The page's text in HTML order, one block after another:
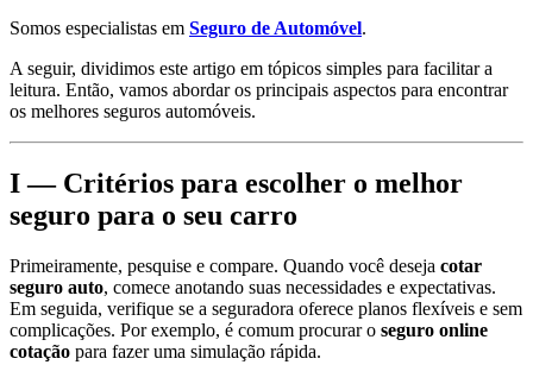
Somos especialistas em Seguro de Automóvel.
A seguir, dividimos este artigo em tópicos simples para facilitar a
leitura. Então, vamos abordar os principais aspectos para encontrar
os melhores seguros automóveis.
I — Critérios para escolher o melhor
seguro para o seu carro
Primeiramente, pesquise e compare. Quando você deseja cotar
seguro auto, comece anotando suas necessidades e expectativas.
Em seguida, verifique se a seguradora oferece planos flexíveis e sem
complicações. Por exemplo, é comum procurar o seguro online
cotação para fazer uma simulação rápida.